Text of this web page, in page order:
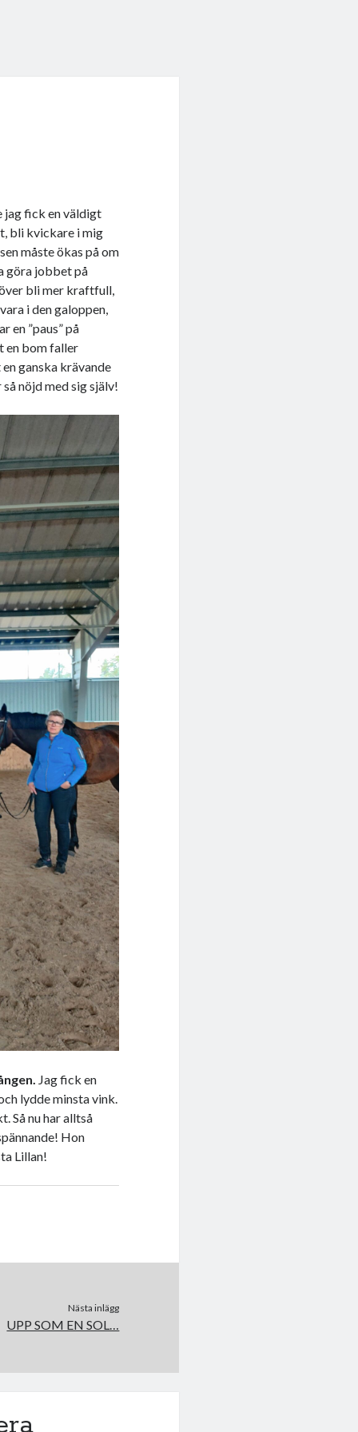
jag fick en väldigt
bli kvickare i mig
måste ökas på om
göra jobbet på
bli mer kraftfull,
i den galoppen,
en ”paus” på
en bom faller
ganska krävande
nöjd med sig själv!
Jag fick en
lydde minsta vink.
Så nu har alltså
Hon
Lillan!
Nästa inlägg
UPP SOM EN SOL…